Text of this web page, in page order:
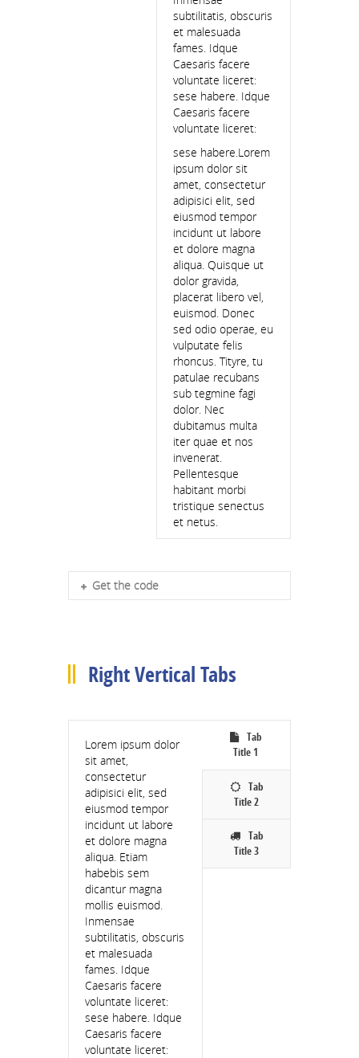
COMMUNITY PARTNERS
Sponsors Welcome
Community Partners
Team Sponsors
Photos
Data Protection
Membership
subtilitatis, obscuris
et malesuada
fames. Idque
Caesaris facere
voluntate liceret:
sese habere. Idque
Caesaris facere
voluntate liceret:
sese habere.Lorem
ipsum dolor sit
amet, consectetur
adipisici elit, sed
eiusmod tempor
incidunt ut labore
et dolore magna
aliqua. Quisque ut
dolor gravida,
placerat libero vel,
euismod. Donec
sed odio operae, eu
vulputate felis
rhoncus. Tityre, tu
patulae recubans
sub tegmine fagi
dolor. Nec
dubitamus multa
iter quae et nos
invenerat.
Pellentesque
habitant morbi
tristique senectus
et netus.
Get the code
Right Vertical Tabs
Tab
Title 1
Tab
Title 2
Tab
Title 3
Lorem ipsum dolor
sit amet,
consectetur
adipisici elit, sed
eiusmod tempor
incidunt ut labore
et dolore magna
aliqua. Etiam
habebis sem
dicantur magna
mollis euismod.
Inmensae
subtilitatis, obscuris
et malesuada
fames. Idque
Caesaris facere
voluntate liceret:
sese habere. Idque
Caesaris facere
voluntate liceret: